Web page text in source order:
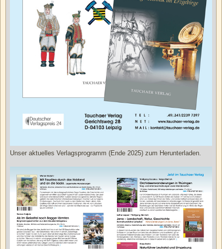
Unser aktuelles Verlagsprogramm (Ende 2025) zum Herunterladen.